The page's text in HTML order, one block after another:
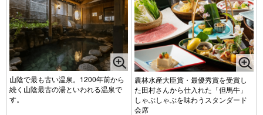
山陰で最も古い温泉。1200年前から
続く山陰最古の湯といわれる温泉で
す。
農林水産大臣賞・最優秀賞を受賞し
た田村さんから仕入れた「但馬牛」
しゃぶしゃぶを味わうスタンダード
会席